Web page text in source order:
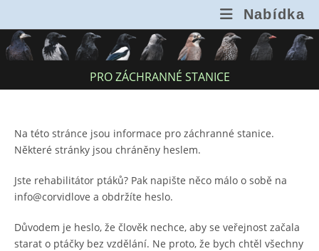
obsahu
Nabídka
PRO ZÁCHRANNÉ STANICE
Na této stránce jsou informace pro záchranné stanice.
Některé stránky jsou chráněny heslem.
Jste rehabilitátor ptáků? Pak napište něco málo o sobě na
info@corvidlove a obdržíte heslo.
Důvodem je heslo, že člověk nechce, aby se veřejnost začala
starat o ptáčky bez vzdělání. Ne proto, že bych chtěl všechny